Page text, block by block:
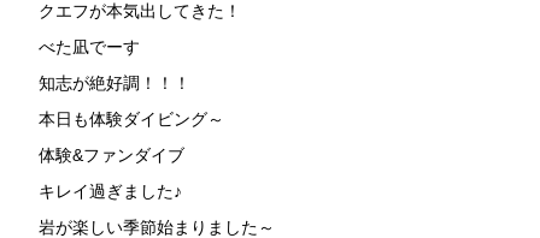
クエフが本気出してきた！
べた凪でーす
知志が絶好調！！！
本日も体験ダイビング～
体験&ファンダイブ
キレイ過ぎました♪
岩が楽しい季節始まりました～